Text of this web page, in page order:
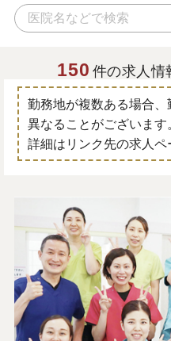
150 件の求人情
勤務地が複数ある場合
異なることがございます
詳細はリンク先の求人ペ